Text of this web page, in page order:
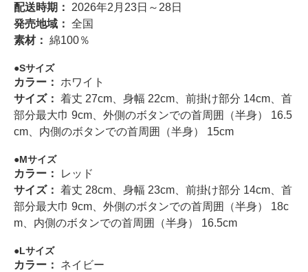
配送時期： 2026年2月23日～28日
発売地域： 全国
素材： 綿100％
Sサイズ
カラー： ホワイト
サイズ： 着丈 27cm、身幅 22cm、前掛け部分 14cm、首
部分最大巾 9cm、外側のボタンでの首周囲（半身） 16.5
cm、内側のボタンでの首周囲（半身） 15cm
Mサイズ
カラー：
レッド
サイズ： 着丈 28cm、身幅 23cm、前掛け部分 14cm、首
部分最大巾 9cm、外側のボタンでの首周囲（半身） 18c
m、内側のボタンでの首周囲（半身） 16.5cm
Lサイズ
カラー： ネイビー